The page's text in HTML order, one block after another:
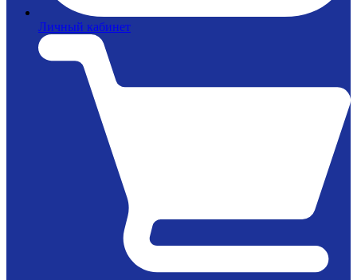
Личный кабинет